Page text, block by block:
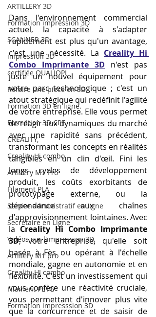
ARTILLERY 3D
Formation impression 3D
SCANNER 3D
impression 3D
certifiée QUALIOPI
Refaire une piece en 3D
Formation 3D en ligne.
Formation 3D CPF
CREALITY,
Creality Hi combo
Artillery M1 Pro
Filament PLA
Service administratif en ligne
Secrétaire en Ligne
Vidéos sur l'impression 3D,
Artillery M1 pro
Creality HI combo
Filament PETG
Formation impresssion 3D
Dans l'environnement commercial
actuel, la capacité à s'adapter
rapidement est plus qu'un avantage,
c'est une nécessité. La Creality Hi
Combo Imprimante 3D n'est pas
juste un nouvel équipement pour
votre parc technologique ; c'est un
atout stratégique qui redéfinit l'agilité
de votre entreprise. Elle vous permet
de réagir aux dynamiques du marché
avec une rapidité sans précédent,
transformant les concepts en réalités
tangibles en un clin d'œil. Fini les
longs cycles de développement
produit, les coûts exorbitants de
prototypage externe, ou la
dépendance aux chaînes
d'approvisionnement lointaines. Avec
la Creality Hi Combo Imprimante
3D, votre entreprise, qu'elle soit
basée à Fès ou opérant à l'échelle
mondiale, gagne en autonomie et en
flexibilité. C'est un investissement qui
vous confère une réactivité cruciale,
vous permettant d'innover plus vite
que la concurrence et de saisir de